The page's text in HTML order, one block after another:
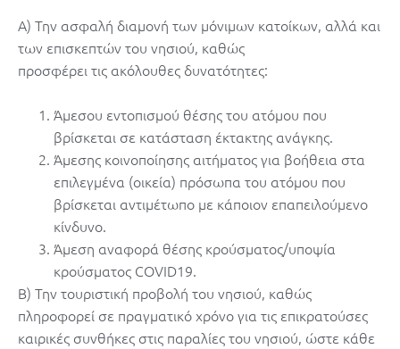
Α) Την ασφαλή διαμονή των μόνιμων κατοίκων, αλλά και
των επισκεπτών του νησιού, καθώς
προσφέρει τις ακόλουθες δυνατότητες:
Άμεσου εντοπισμού θέσης του ατόμου που
βρίσκεται σε κατάσταση έκτακτης ανάγκης.
Άμεσης κοινοποίησης αιτήματος για βοήθεια στα
επιλεγμένα (οικεία) πρόσωπα του ατόμου που
βρίσκεται αντιμέτωπο με κάποιον επαπειλούμενο
κίνδυνο.
Άμεση αναφορά θέσης κρούσματος/υποψία
κρούσματος COVID19.
Β) Την τουριστική προβολή του νησιού, καθώς
πληροφορεί σε πραγματικό χρόνο για τις επικρατούσες
καιρικές συνθήκες στις παραλίες του νησιού, ώστε κάθε